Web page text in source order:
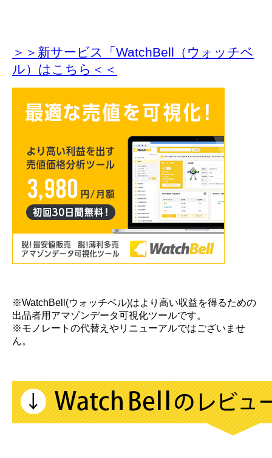
＞＞新サービス「WatchBell（ウォッチベ
ル）はこちら＜＜
※WatchBell(ウォッチベル)はより高い収益を得るための
出品者用アマゾンデータ可視化ツールです。
※モノレートの代替えやリニューアルではございませ
ん。